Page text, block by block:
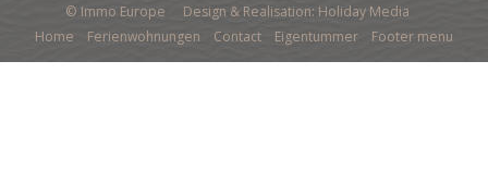
© Immo Europe
Design & Realisation: Holiday Media
Home
Ferienwohnungen Contact Eigentummer Footer menu